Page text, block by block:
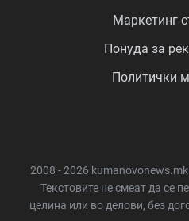
Маркетинг
Понуда за
Политички
2008 - 2026
Текстовите не смеат да се
целина или во делови, без